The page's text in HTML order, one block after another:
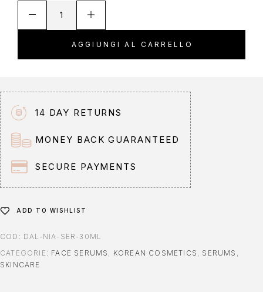
AGGIUNGI AL CARRELLO
a
t
i
v
e
:
14 DAY RETURNS
MONEY BACK GUARANTEED
SECURE PAYMENTS
ADD TO WISHLIST
COD: DAL-NIA-SER-30ML
CATEGORIE: FACE SERUMS , KOREAN COSMETICS , SERUMS ,
SKINCARE